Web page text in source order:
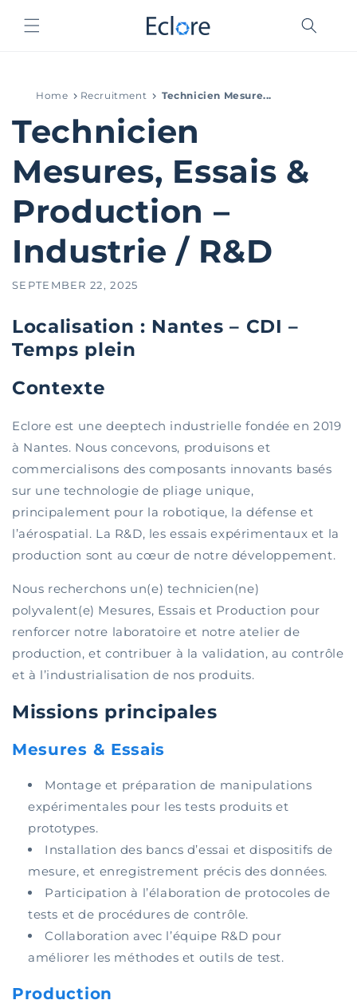
content
Home Recruitment Technicien Mesure...
Technicien
Mesures, Essais &
Production –
Industrie / R&D
SEPTEMBER 22, 2025
Localisation : Nantes – CDI –
Temps plein
Contexte
Eclore est une deeptech industrielle fondée en 2019
à Nantes. Nous concevons, produisons et
commercialisons des composants innovants basés
sur une technologie de pliage unique,
principalement pour la robotique, la défense et
l’aérospatial. La R&D, les essais expérimentaux et la
production sont au cœur de notre développement.
Nous recherchons un(e) technicien(ne)
polyvalent(e) Mesures, Essais et Production pour
renforcer notre laboratoire et notre atelier de
production, et contribuer à la validation, au contrôle
et à l’industrialisation de nos produits.
Missions principales
Mesures & Essais
Montage et préparation de manipulations
expérimentales pour les tests produits et
prototypes.
Installation des bancs d’essai et dispositifs de
mesure, et enregistrement précis des données.
Participation à l’élaboration de protocoles de
tests et de procédures de contrôle.
Collaboration avec l’équipe R&D pour
améliorer les méthodes et outils de test.
Production